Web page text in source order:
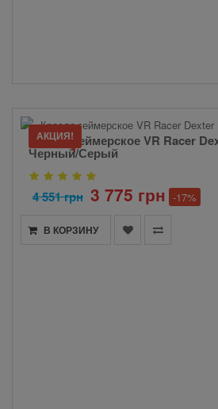
АКЦИЯ!
Кресло геймерское VR Racer
Черный/Серый
4 551 грн 3 775 грн -17%
В КОРЗИНУ